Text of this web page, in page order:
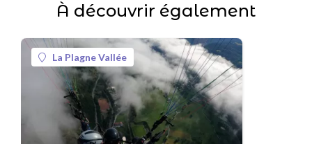
À découvrir également
La Plagne Vallée